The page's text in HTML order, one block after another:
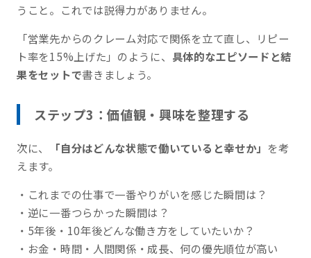
うこと。これでは説得力がありません。
「営業先からのクレーム対応で関係を立て直し、リピー
ト率を15%上げた」のように、 具体的なエピソードと結
果をセットで書きましょう。
ステップ3：価値観・興味を整理する
次に、 「自分はどんな状態で働いていると幸せか」 を考
えます。
・これまでの仕事で一番やりがいを感じた瞬間は？
・逆に一番つらかった瞬間は？
・5年後・10年後どんな働き方をしていたいか？
・お金・時間・人間関係・成長、何の優先順位が高い